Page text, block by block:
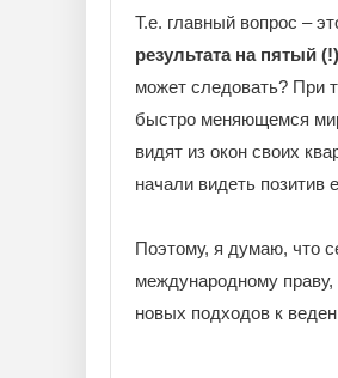
Т.е. главный вопрос –
результата на пятый
может следовать? При
быстро меняющемся
видят из окон своих
начали видеть
Поэтому, я думаю, что
международному
новых подходов к